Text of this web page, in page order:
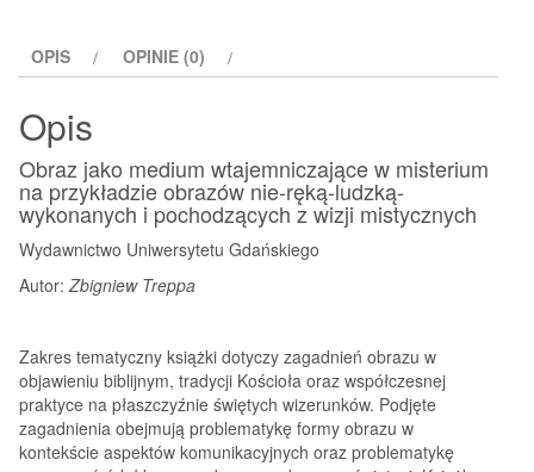
OPIS OPINIE (0)
Opis
Obraz jako medium wtajemniczające w misterium
na przykładzie obrazów nie-ręką-ludzką-
wykonanych i pochodzących z wizji mistycznych
Wydawnictwo Uniwersytetu Gdańskiego
Autor: Zbigniew Treppa
Zakres tematyczny książki dotyczy zagadnień obrazu w
objawieniu biblijnym, tradycji Kościoła oraz współczesnej
praktyce na płaszczyźnie świętych wizerunków. Podjęte
zagadnienia obejmują problematykę formy obrazu w
kontekście aspektów komunikacyjnych oraz problematykę